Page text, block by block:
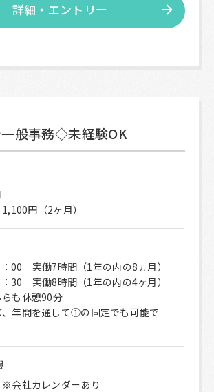
詳細・エントリー
般事務◇未経験OK
円（2ヶ月）
00 実働7時間（1年の内の8ヵ月）
30 実働8時間（1年の内の4ヶ月）
も休憩90分
年間を通して①の固定でも可能で
会社カレンダーあり